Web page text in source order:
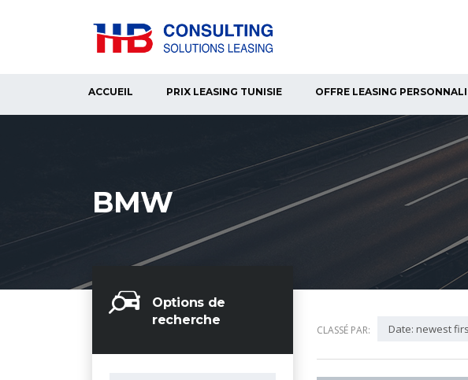
ACCUEIL PRIX LEASING TUNISIE OFFRE LEASING
BMW
Options de
recherche
CLASSÉ PAR: Date: newest